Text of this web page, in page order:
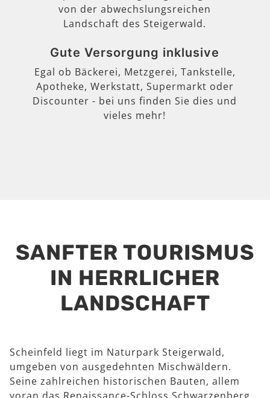
von der abwechslungsreichen
Landschaft des Steigerwald.
Gute Versorgung inklusive
Egal ob Bäckerei, Metzgerei, Tankstelle,
Apotheke, Werkstatt, Supermarkt oder
Discounter - bei uns finden Sie dies und
vieles mehr!
SANFTER TOURISMUS
IN HERRLICHER
LANDSCHAFT
Scheinfeld liegt im Naturpark Steigerwald,
umgeben von ausgedehnten Mischwäldern.
Seine zahlreichen historischen Bauten, allem